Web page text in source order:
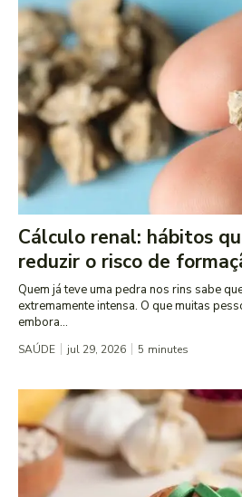
Cálculo renal: hábitos
reduzir o risco de
Quem já teve uma pedra nos rins sabe
extremamente intensa. O que muitas
embora...
SAÚDE jul 29, 2026 5 minutes